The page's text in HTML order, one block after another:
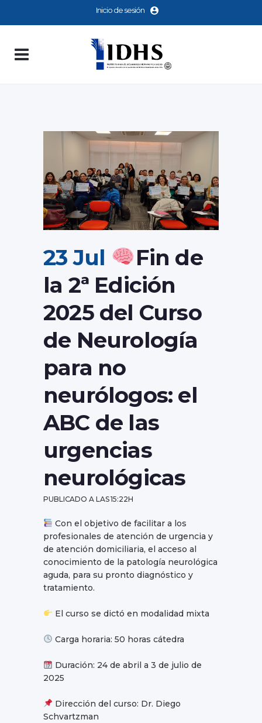
Inicio de sesión
23 Jul
Fin de
la 2ª Edición
2025 del Curso
de Neurología
para no
neurólogos: el
ABC de las
urgencias
neurológicas
PUBLICADO A LAS 15:22H
Con el objetivo de facilitar a los
profesionales de atención de urgencia y
de atención domiciliaria, el acceso al
conocimiento de la patología neurológica
aguda, para su pronto diagnóstico y
tratamiento.
El curso se dictó en modalidad mixta
Carga horaria: 50 horas cátedra
Duración: 24 de abril a 3 de julio de
2025
Dirección del curso: Dr. Diego
Schvartzman